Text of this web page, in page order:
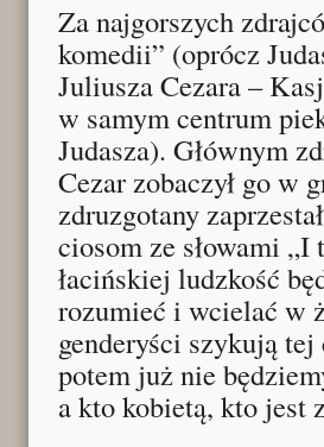
Za najgorszych
komedii” (oprócz
Juliusza Cezara –
w samym centrum
Judasza). Głównym
Cezar zobaczył go w
zdruzgotany
ciosom ze słowami
łacińskiej ludzkość
rozumieć i wcielać w
genderyści szykują
potem już nie
a kto kobietą, kto jest